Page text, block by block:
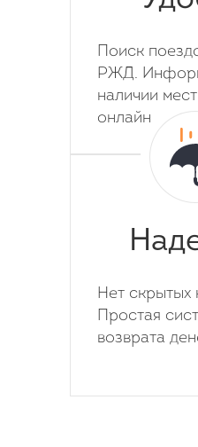
Поиск
РЖД.
наличии
онлайн
Нет скрытых
Простая
возврата